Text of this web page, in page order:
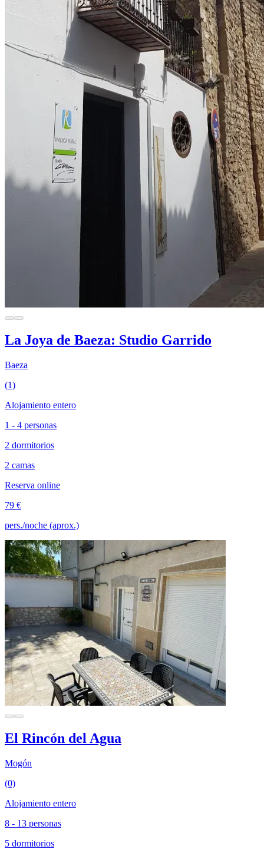
La Joya de Baeza: Studio Garrido
Baeza
(1)
Alojamiento entero
1 - 4 personas
2 dormitorios
2 camas
Reserva online
79 €
pers./noche (aprox.)
El Rincón del Agua
Mogón
(0)
Alojamiento entero
8 - 13 personas
5 dormitorios